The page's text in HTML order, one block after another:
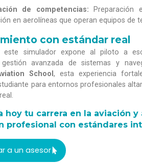
de competencias: Preparación
en aerolíneas que operan equipos de
con estándar real
este simulador expone al piloto a
avanzada de sistemas y
School , esta experiencia
para entornos profesionales
hoy tu carrera en la aviación y
profesional con estándares
a un asesor